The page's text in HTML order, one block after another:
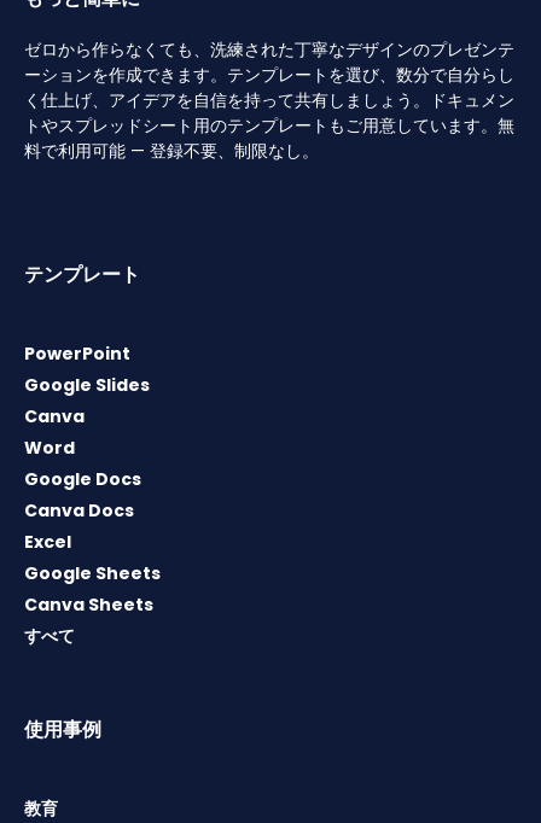
ゼロから作らなくても、洗練された丁寧なデザインのプレゼンテ
ーションを作成できます。テンプレートを選び、数分で自分らし
く仕上げ、アイデアを自信を持って共有しましょう。ドキュメン
トやスプレッドシート用のテンプレートもご用意しています。無
料で利用可能 — 登録不要、制限なし。
テンプレート
PowerPoint
Google Slides
Canva
Word
Google Docs
Canva Docs
Excel
Google Sheets
Canva Sheets
すべて
使用事例
教育